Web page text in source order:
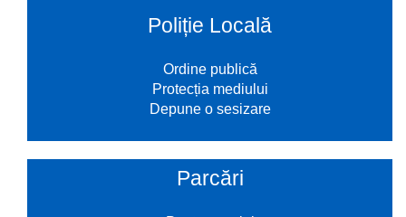
Poliție Locală
Ordine publică
Protecția mediului
Depune o sesizare
Parcări